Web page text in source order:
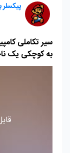
پیکسلر
سیر تکاملی
به کوچکی یک